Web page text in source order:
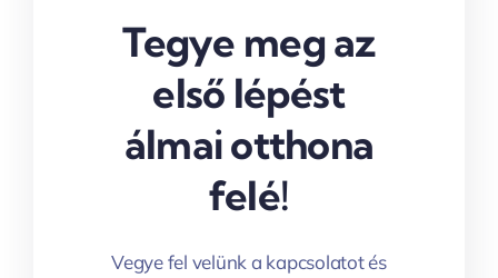
Tegye meg az
első lépést
álmai otthona
felé!
Vegye fel velünk a kapcsolatot és